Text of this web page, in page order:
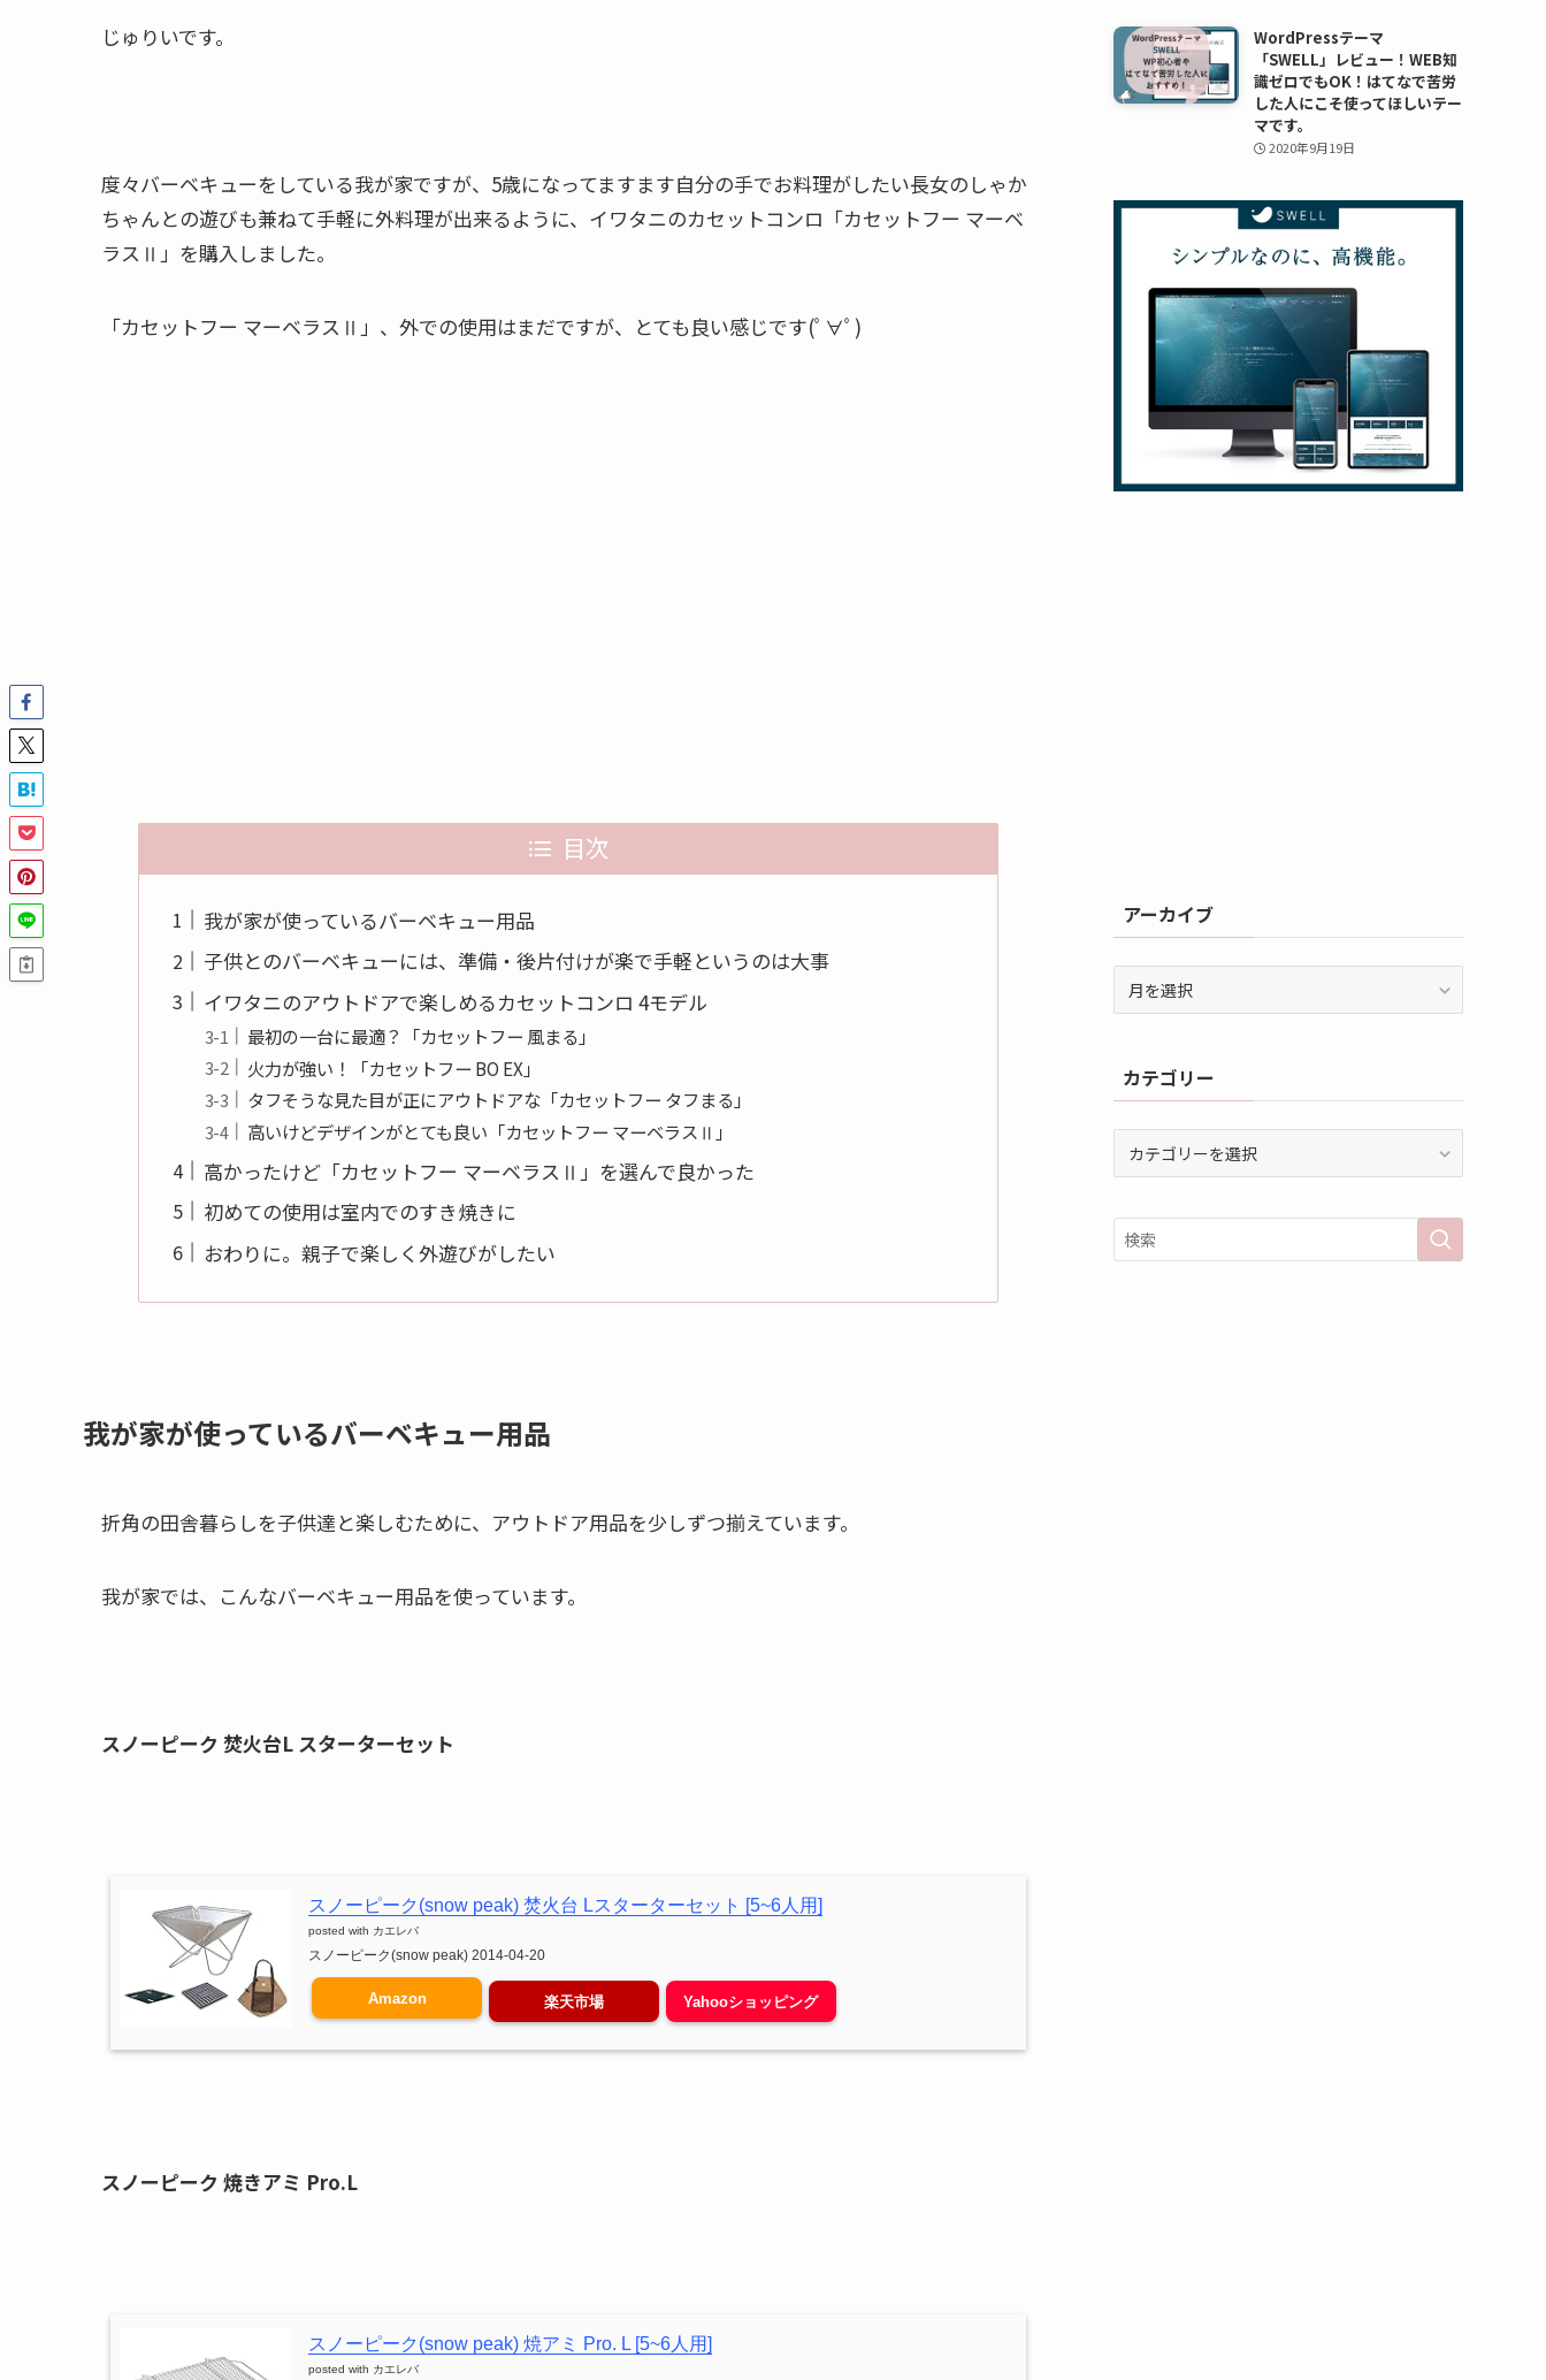
じゅりいです。
度々バーベキューをしている我が家ですが、5歳になってますます自分の手でお料理がしたい長女のしゃか
ちゃんとの遊びも兼ねて手軽に外料理が出来るように、イワタニのカセットコンロ「カセットフー マーベ
ラスⅡ」を購入しました。
「カセットフー マーベラスⅡ」、外での使用はまだですが、とても良い感じです(ﾟ∀ﾟ)
目次
我が家が使っているバーベキュー用品
子供とのバーベキューには、準備・後片付けが楽で手軽というのは大事
イワタニのアウトドアで楽しめるカセットコンロ 4モデル
最初の一台に最適？「カセットフー 風まる」
火力が強い！「カセットフー BO EX」
タフそうな見た目が正にアウトドアな「カセットフー タフまる」
高いけどデザインがとても良い「カセットフー マーベラスⅡ」
高かったけど「カセットフー マーベラスⅡ」を選んで良かった
初めての使用は室内でのすき焼きに
おわりに。親子で楽しく外遊びがしたい
我が家が使っているバーベキュー用品
折角の田舎暮らしを子供達と楽しむために、アウトドア用品を少しずつ揃えています。
我が家では、こんなバーベキュー用品を使っています。
スノーピーク 焚火台L スターターセット
スノーピーク(snow peak) 焚火台 Lスターターセット [5~6人用]
posted with カエレバ
スノーピーク(snow peak) 2014-04-20
Amazon 楽天市場 Yahooショッピング
スノーピーク 焼きアミ Pro.L
スノーピーク(snow peak) 焼アミ Pro. L [5~6人用]
posted with カエレバ
WordPressテーマ
「SWELL」レビュー！WEB知
識ゼロでもOK！はてなで苦労
した人にこそ使ってほしいテー
マです。
2020年9月19日
アーカイブ
ブカテゴリー
リ
ー